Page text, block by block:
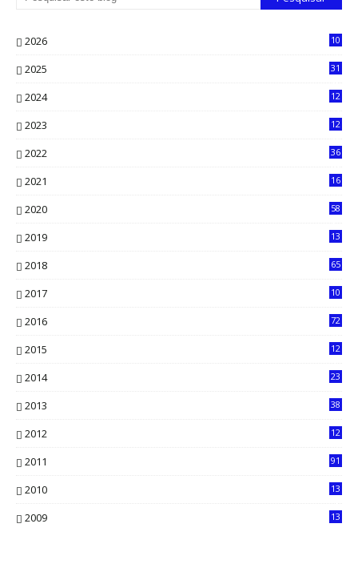
2026
10
2025
31
2024
12
2023
12
2022
36
2021
16
2020
58
2019
13
2018 65
2017 10
2016
72
2015
12
2014
23
2013
38
2012
12
2011 91
2010
13
2009
13